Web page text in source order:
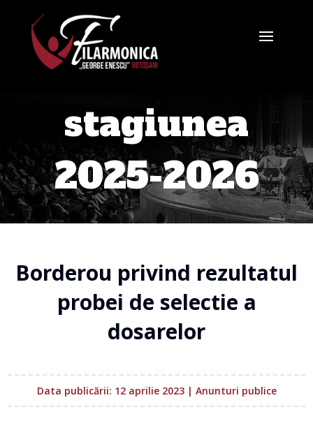
stagiunea
2025-2026
Borderou privind rezultatul
probei de selectie a
dosarelor
Data publicării: 12 aprilie 2023| Anunturi publice